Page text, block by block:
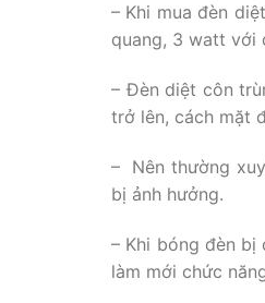
– Khi mua đèn
quang, 3 watt với
– Đèn diệt côn
trở lên, cách mặt
– Nên thường
bị ảnh hưởng.
– Khi bóng đèn
làm mới chức